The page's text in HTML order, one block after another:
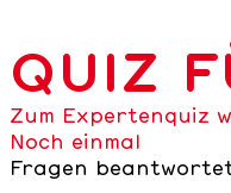
QUIZ
Zum Expertenquiz
Noch einmal
Fragen